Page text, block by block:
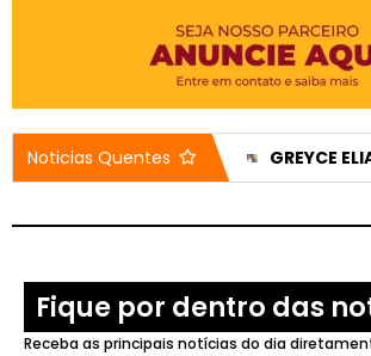
Noticias Quentes CASA DO IDOSO RECEBE DOIS VEÍCULOS NOVOS APÓS EMENDA DE 200 MIL REAIS
Fique por dentro das
Receba as principais notícias do dia